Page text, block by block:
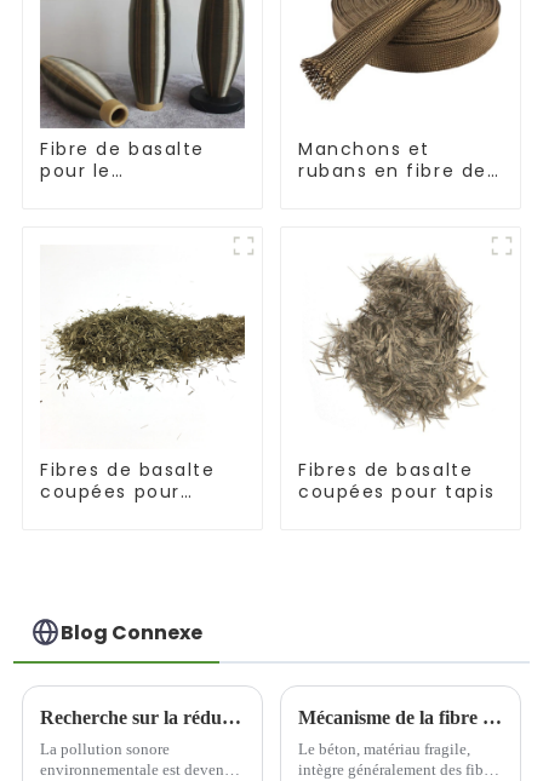
Fibre de basalte
pour le
Manchons et
rubans en fibre de
Fibres de basalte
coupées pour
Fibres de basalte
coupées pour tapis
Blog Connexe
Recherche sur la réduction du bruit des compresseurs à fréquence variable à l'aide d'un composite en feutre de fibre de basalte
La pollution sonore
environnementale est devenue
Mécanisme de la fibre de basalte dans le béton
Le béton, matériau fragile,
intègre généralement des fibres